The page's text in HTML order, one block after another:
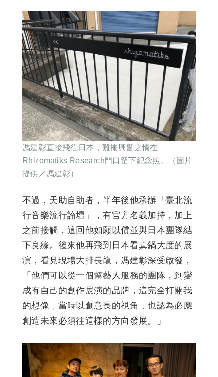
馮建彰直接飛往日本，難掩興奮之情在
Rhizomatiks Research門口留下紀念照。（圖片
提供／馮建彰）
不過，天助自助者，半年後他承辦「臺北流
行音樂流行論壇」，有官方名義加持，加上
之前接觸，這回他如願以償並與日本團隊結
下良緣。後來他再飛到日本看真鍋大度的展
演，看見現場大排長龍，馮建彰深受啟發，
「他們可以從一個幫藝人服務的團隊，到變
成有自己的創作展演的品牌，這完全打開我
的想像，當時以創意長的視角，也認為必應
創造未來必須往這樣的方向發展。」